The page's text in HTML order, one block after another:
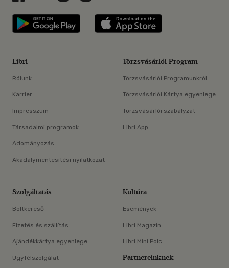
Libri applikáció Szerezd meg: Google
Libri
Rólunk
Karrier
Impresszum
Társadalmi programok
Adományozás
Akadálymentesítési nyilatkozat
Törzsvásárlói Program
Törzsvásárlói Programunkról
Törzsvásárlói Kártya egyenlege
Törzsvásárlói szabályzat
Libri App
Szolgáltatás
Boltkereső
Fizetés és szállítás
Ajándékkártya egyenlege
Ügyfélszolgálat
Kultúra
Események
Libri Magazin
Libri Mini Polc
Partnereinknek